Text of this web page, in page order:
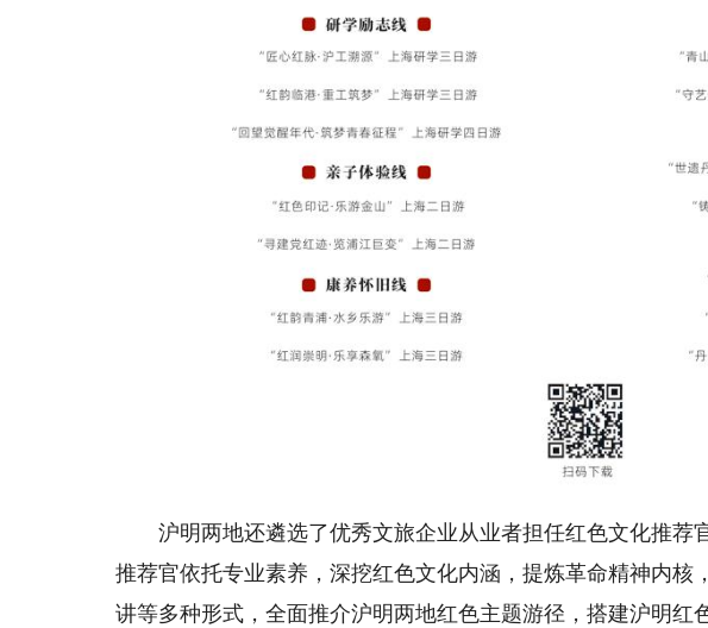
沪明两地还遴选了优秀文旅企业从业者担任红色文化推荐
推荐官依托专业素养，深挖红色文化内涵，提炼革命精神内核
讲等多种形式，全面推介沪明两地红色主题游径，搭建沪明红